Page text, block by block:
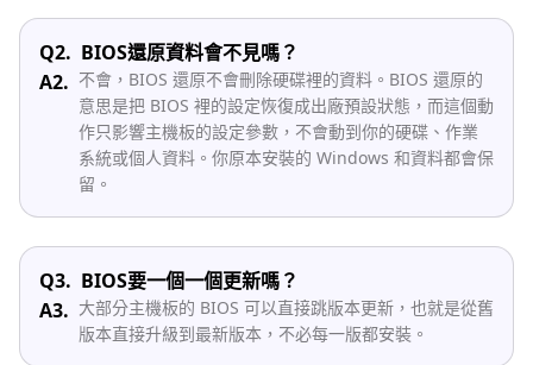
Q2. BIOS還原資料會不見嗎？
A2. 不會，BIOS 還原不會刪除硬碟裡的資料。BIOS 還原的
意思是把 BIOS 裡的設定恢復成出廠預設狀態，而這個動
作只影響主機板的設定參數，不會動到你的硬碟、作業
系統或個人資料。你原本安裝的 Windows 和資料都會保
留。
Q3. BIOS要一個一個更新嗎？
A3. 大部分主機板的 BIOS 可以直接跳版本更新，也就是從舊
版本直接升級到最新版本，不必每一版都安裝。